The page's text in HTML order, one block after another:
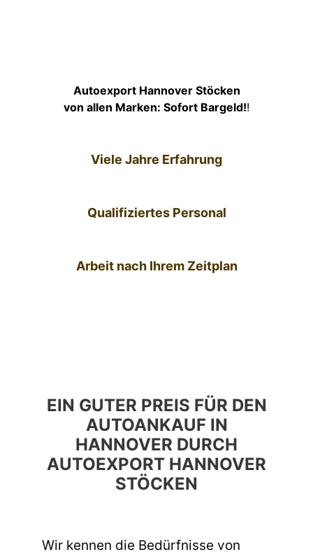
Autoexport Hannover Stöcken
von allen Marken: Sofort Bargeld!!
Viele Jahre Erfahrung
Qualifiziertes Personal
Arbeit nach Ihrem Zeitplan
EIN GUTER PREIS FÜR DEN
AUTOANKAUF IN
HANNOVER DURCH
AUTOEXPORT HANNOVER
STÖCKEN
Wir kennen die Bedürfnisse von